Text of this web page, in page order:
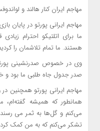
مهاجم ایران کنار هالند و
مهاجم ایرانی پورتو در پایان
ما برای اتلتیکو احترام
هستند. ما تمام تلاشمان را
صدر جدول جاه طلبی ما بود و
مهاجم ایرانی پورتو همچنین
همانطور که همیشه گفته‌ام،
می‌کنم و گل‌ها به ثمر می
تشکر می‌کنم که به من کمک